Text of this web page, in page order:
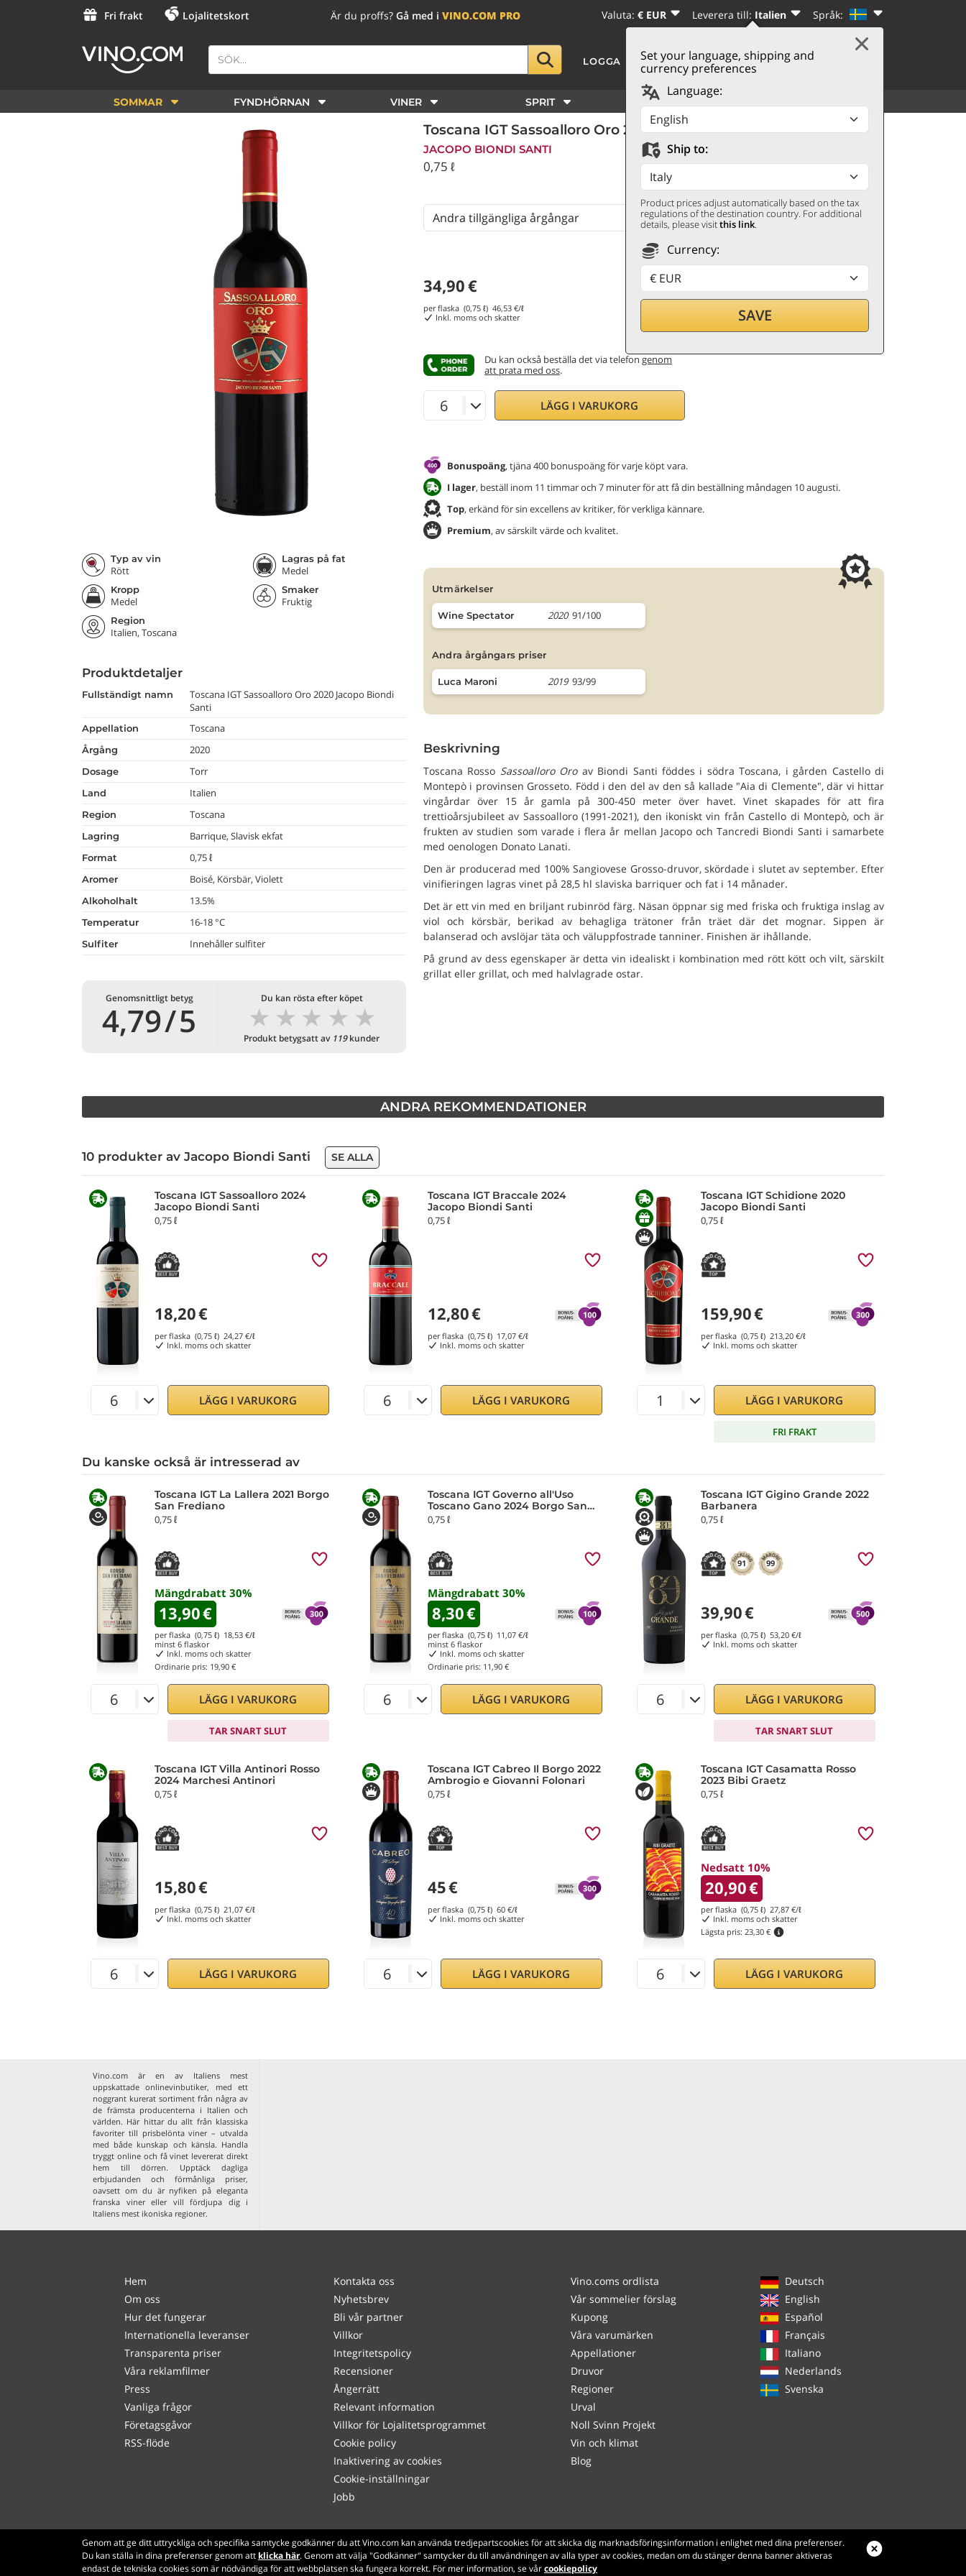
Fri frakt Lojalitetskort Är du proffs? Gå med i VINO.COM PRO Valuta: € EUR Leverera till: Italien Språk:
Set your language, shipping and
currency preferences
Language:
Ship to:
Product prices adjust automatically based on the tax
regulations of the destination country. For additional
details, please visitthis link.
Currency:
SAVE
LOGGA IN | REGISTRERA DIG VARUKORG
SOMMAR FYNDHÖRNAN VINER SPRIT UPPTÄCK
Typ av vin
Rött
Lagras på fat
Medel
Kropp
Medel
Smaker
Fruktig
Region
Italien, Toscana
Produktdetaljer
fullständigt namn
Toscana IGT Sassoalloro Oro 2020 Jacopo Biondi
Santi
appellation Toscana
årgång 2020
dosage Torr
land Italien
region Toscana
lagring Barrique, Slavisk ekfat
format 0,75 ℓ
aromer Boisé, Körsbär, Violett
alkoholhalt 13.5%
temperatur 16-18 °C
Sulfiter Innehåller sulfiter
Genomsnittligt betyg
4,79/5
Du kan rösta efter köpet
★
★
★
★
★
Produkt betygsatt av 119kunder
Toscana IGT Sassoalloro Oro 2020 Jacopo Biondi Santi
JACOPO BIONDI SANTI
0,75 ℓ
34,90€
per flaska (0,75 ℓ) 46,53 €/ℓ
Inkl. moms och skatter
Du kan också beställa det via telefon genom
att prata med oss.
LÄGG I VARUKORG
Bonuspoäng, tjäna 400 bonuspoäng för varje köpt vara.
I lager, beställ inom 11 timmar och 7 minuter för att få din beställning måndagen 10 augusti.
Top, erkänd för sin excellens av kritiker, för verkliga kännare.
Premium, av särskilt värde och kvalitet.
utmärkelser
Wine Spectator 2020 91/100
andra årgångars priser
Luca Maroni 2019 93/99
Beskrivning
Toscana Rosso Sassoalloro Oroav Biondi Santi föddes i södra Toscana, i gården Castello di
Montepò i provinsen Grosseto. Född i den del av den så kallade "Aia di Clemente", där vi hittar
vingårdar över 15 år gamla på 300-450 meter över havet. Vinet skapades för att fira
trettioårsjubileet av Sassoalloro (1991-2021), den ikoniskt vin från Castello di Montepò, och är
frukten av studien som varade i flera år mellan Jacopo och Tancredi Biondi Santi i samarbete
med oenologen Donato Lanati.
Den är producerad med 100% Sangiovese Grosso-druvor, skördade i slutet av september. Efter
vinifieringen lagras vinet på 28,5 hl slaviska barriquer och fat i 14 månader.
Det är ett vin med en briljant rubinröd färg. Näsan öppnar sig med friska och fruktiga inslag av
viol och körsbär, berikad av behagliga trätoner från träet där det mognar. Sippen är
balanserad och avslöjar täta och väluppfostrade tanniner. Finishen är ihållande.
På grund av dess egenskaper är detta vin idealiskt i kombination med rött kött och vilt, särskilt
grillat eller grillat, och med halvlagrade ostar.
ANDRA REKOMMENDATIONER
10 produkter av Jacopo Biondi Santi SE ALLA
Toscana IGT Sassoalloro 2024
Jacopo Biondi Santi
0,75 ℓ
18,20€
per flaska (0,75 ℓ) 24,27 €/ℓ
Inkl. moms och skatter
LÄGG I VARUKORG
Toscana IGT Braccale 2024
Jacopo Biondi Santi
0,75 ℓ
12,80€
per flaska (0,75 ℓ) 17,07 €/ℓ
Inkl. moms och skatter
LÄGG I VARUKORG
Toscana IGT Schidione 2020
Jacopo Biondi Santi
0,75 ℓ
159,90€
per flaska (0,75 ℓ) 213,20 €/ℓ
Inkl. moms och skatter
LÄGG I VARUKORG
FRI FRAKT
Du kanske också är intresserad av
Toscana IGT La Lallera 2021 Borgo
San Frediano
0,75 ℓ
Mängdrabatt 30%
13,90€
per flaska (0,75 ℓ) 18,53 €/ℓ
minst 6 flaskor
Inkl. moms och skatter
Ordinarie pris: 19,90 €
LÄGG I VARUKORG
TAR SNART SLUT
Toscana IGT Governo all'Uso
Toscano Gano 2024 Borgo San
Frediano
0,75 ℓ
Mängdrabatt 30%
8,30€
per flaska (0,75 ℓ) 11,07 €/ℓ
minst 6 flaskor
Inkl. moms och skatter
Ordinarie pris: 11,90 €
LÄGG I VARUKORG
Toscana IGT Gigino Grande 2022
Barbanera
0,75 ℓ
91 99
39,90€
per flaska (0,75 ℓ) 53,20 €/ℓ
Inkl. moms och skatter
LÄGG I VARUKORG
TAR SNART SLUT
Toscana IGT Villa Antinori Rosso
2024 Marchesi Antinori
0,75 ℓ
15,80€
per flaska (0,75 ℓ) 21,07 €/ℓ
Inkl. moms och skatter
LÄGG I VARUKORG
Toscana IGT Cabreo Il Borgo 2022
Ambrogio e Giovanni Folonari
0,75 ℓ
45€
per flaska (0,75 ℓ) 60 €/ℓ
Inkl. moms och skatter
LÄGG I VARUKORG
Toscana IGT Casamatta Rosso
2023 Bibi Graetz
0,75 ℓ
Nedsatt 10%
20,90€
per flaska (0,75 ℓ) 27,87 €/ℓ
Inkl. moms och skatter
Lägsta pris: 23,30 €
LÄGG I VARUKORG
Vino.com är en av Italiens mest
uppskattade onlinevinbutiker, med ett
noggrant kurerat sortiment från några av
de främsta producenterna i Italien och
världen. Här hittar du allt från klassiska
favoriter till prisbelönta viner – utvalda
med både kunskap och känsla. Handla
tryggt online och få vinet levererat direkt
hem till dörren. Upptäck dagliga
erbjudanden och förmånliga priser,
oavsett om du är nyfiken på eleganta
franska vinereller vill fördjupa dig i
Italiens mest ikoniska regioner.
Hem
Om oss
Hur det fungerar
Internationella leveranser
Transparenta priser
Våra reklamfilmer
Press
Vanliga frågor
Företagsgåvor
RSS-flöde
Kontakta oss
Nyhetsbrev
Bli vår partner
Villkor
Integritetspolicy
Recensioner
Ångerrätt
Relevant information
Villkor för Lojalitetsprogrammet
Cookie policy
Inaktivering av cookies
Cookie-inställningar
Jobb
Vino.coms ordlista
Vår sommelier förslag
Kupong
Våra varumärken
Appellationer
Druvor
Regioner
Urval
Noll Svinn Projekt
Vin och klimat
Blog
Deutsch
English
Español
Français
Italiano
Nederlands
Svenska
Made with
in Tuscany
Sidan laddades inom 231 ms
production-front-1Copyright © 2026 VINO.COM 3ND S.r.l.
Genom att ge ditt uttryckliga och specifika samtycke godkänner du att Vino.com kan använda tredjepartscookies för att skicka dig marknadsföringsinformation i enlighet med dina preferenser.
Du kan ställa in dina preferenser genom att klicka här. Genom att välja "Godkänner" samtycker du till användningen av alla typer av cookies, medan om du stänger denna banner aktiveras
endast de tekniska cookies som är nödvändiga för att webbplatsen ska fungera korrekt. För mer information, se vårcookiepolicy